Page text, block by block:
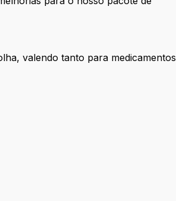
valendo tanto para medicamentos